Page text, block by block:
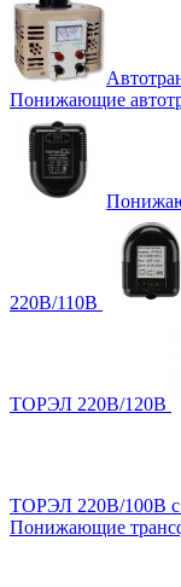
Понижающие
220В/110В
ТОРЭЛ 220В/120В
ТОРЭЛ 220В/100В с
Понижающие